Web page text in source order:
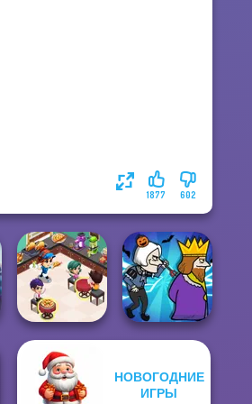
602
1877
Cooking
Restaurant
Kitchen
Murder
НОВОГОДНИЕ
ИГРЫ